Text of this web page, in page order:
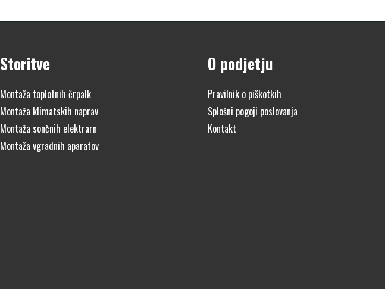
Storitve
Montaža toplotnih črpalk
Montaža klimatskih naprav
Montaža sončnih elektrarn
Montaža vgradnih aparatov
O podjetju
Pravilnik o piškotkih
Splošni pogoji poslovanja
Kontakt